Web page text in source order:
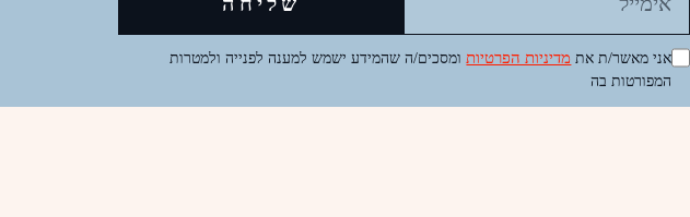
אני מאשר/ת את מדיניות הפרטיותומסכים/ה שהמידע ישמש למענה לפנייה ולמטרות
המפורטות בה